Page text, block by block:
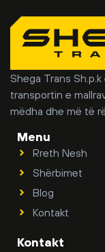
Shega Trans
transportin e
mëdha dhe më të
Menu
Rreth Nesh
Shërbimet
Blog
Kontakt
Kontakt